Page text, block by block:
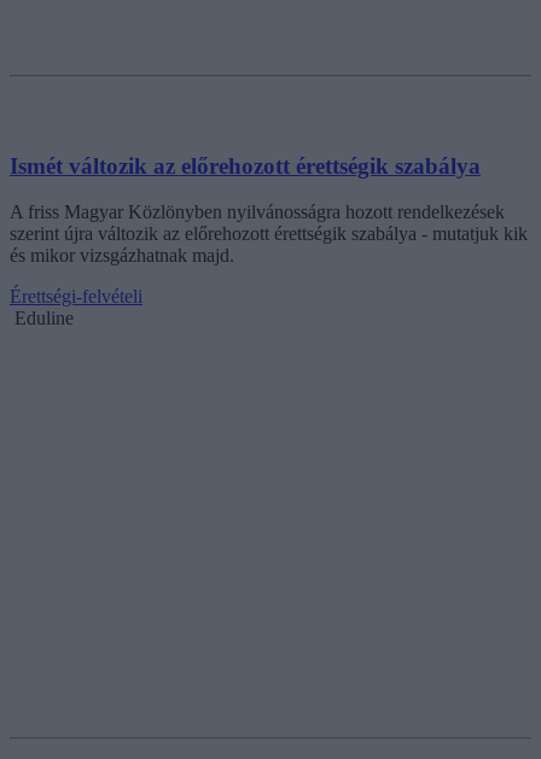
Ismét változik az előrehozott érettségik szabálya
A friss Magyar Közlönyben nyilvánosságra hozott rendelkezések
szerint újra változik az előrehozott érettségik szabálya - mutatjuk kik
és mikor vizsgázhatnak majd.
Érettségi-felvételi
Eduline